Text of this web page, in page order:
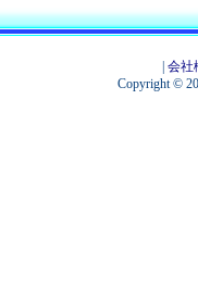
会社
Copyright ©